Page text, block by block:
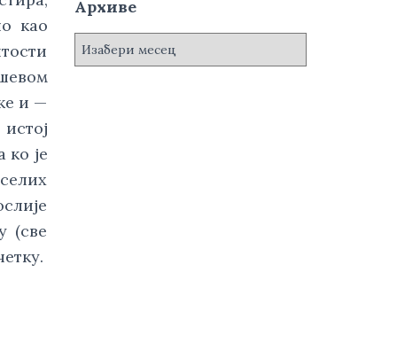
као
и —
ко је
(све
Архиве